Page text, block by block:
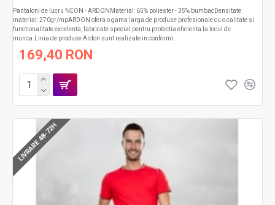
Pantaloni de lucru NEON - ARDONMaterial: 65% poliester - 35% bumbacDensitate
material: 270gr/mpARDON ofera o gama larga de produse profesionale cu o calitate si
functionalitate excelenta, fabricate special pentru protectia eficienta la locul de
munca.Linia de produse Ardon sunt realizate in conformi..
169,40 RON
LIVRARE 48-72H